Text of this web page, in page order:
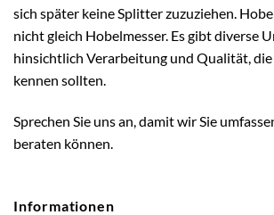
sich später keine Splitter zuzuziehen.
nicht gleich Hobelmesser. Es gibt diverse
hinsichtlich Verarbeitung und Qualität,
kennen sollten.
Sprechen Sie uns an, damit wir Sie
beraten können.
Informationen